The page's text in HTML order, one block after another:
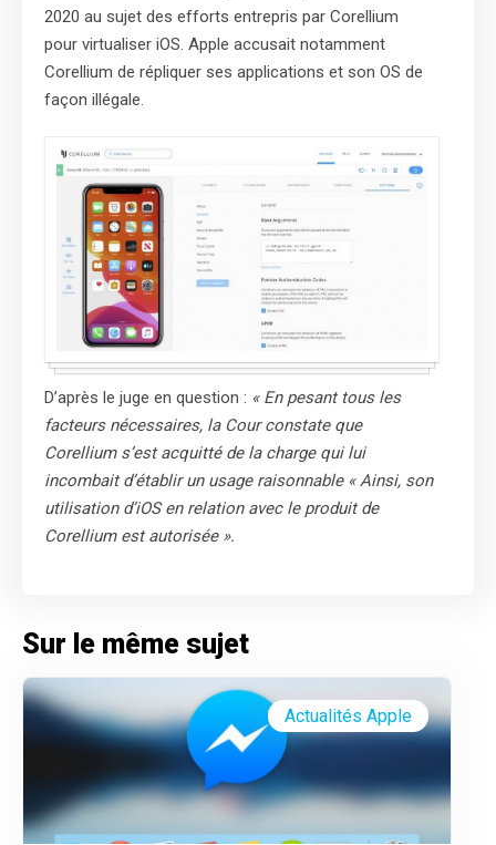
2020 au sujet des efforts entrepris par Corellium
pour virtualiser iOS. Apple accusait notamment
Corellium de répliquer ses applications et son OS de
façon illégale.
D’après le juge en question : « En pesant tous les
facteurs nécessaires, la Cour constate que
Corellium s’est acquitté de la charge qui lui
incombait d’établir un usage raisonnable « Ainsi, son
utilisation d’iOS en relation avec le produit de
Corellium est autorisée ».
Sur le même sujet
Actualités Apple